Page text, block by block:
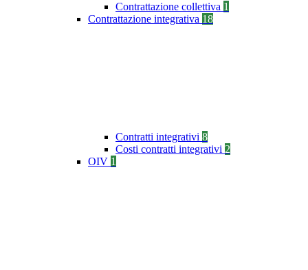
Contrattazione collettiva 1
Contrattazione integrativa 18
Contratti integrativi 8
Costi contratti integrativi 2
OIV 1